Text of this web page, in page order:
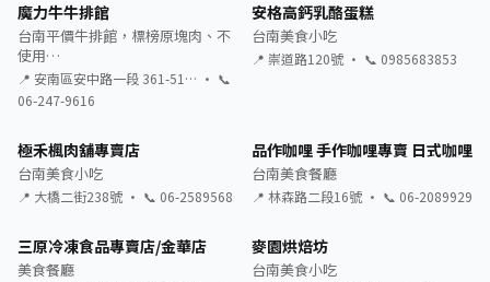
魔力牛牛排館
台南平價牛排館，標榜原塊肉、不
使用…
📍 安南區安中路一段 361-51… · 📞
06-247-9616
安格高鈣乳酪蛋糕
台南美食小吃
📍 崇道路120號 · 📞 0985683853
極禾楓肉舖專賣店
台南美食小吃
📍 大橋二街238號 · 📞 06-2589568
品作咖哩 手作咖哩專賣 日式咖哩
台南美食餐廳
📍 林森路二段16號 · 📞 06-2089929
三原冷凍食品專賣店/金華店
美食餐廳
麥園烘焙坊
台南美食小吃